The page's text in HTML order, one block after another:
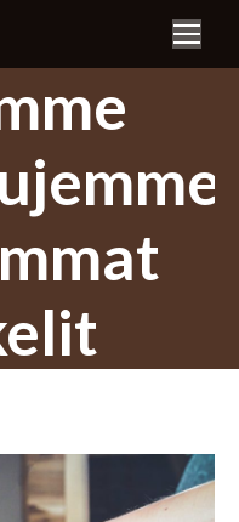
Search: